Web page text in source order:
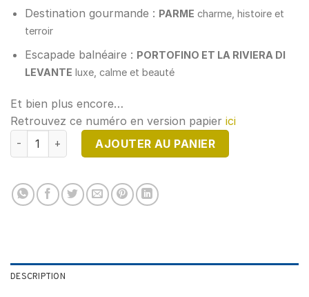
Destination gourmande : PARME charme, histoire et
terroir
Escapade balnéaire : PORTOFINO ET LA RIVIERA DI
LEVANTE luxe, calme et beauté
Et bien plus encore…
Retrouvez ce numéro en version papier ici
quantité de DIRECTION ITALIE N°4 - Version Numérique
AJOUTER AU PANIER
DESCRIPTION